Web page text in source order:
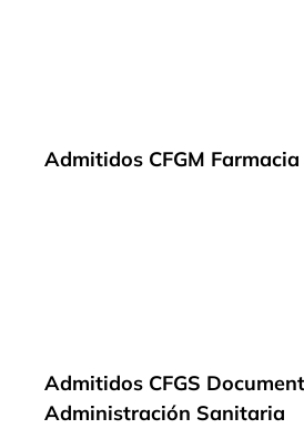
Admitidos CFGM
Admitidos CFGS
Administración Sanitaria